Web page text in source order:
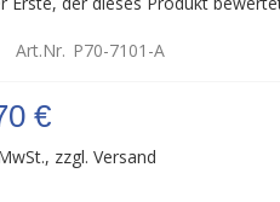
Art.Nr. P70-7101-A
€
zzgl. Versand